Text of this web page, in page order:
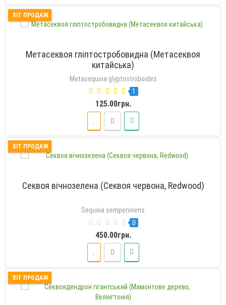
ХІТ ПРОДАЖ
Метасеквоя гліптостробовидна (Метасеквоя
китайська)
Metasequoia glyptostroboides
1
125.00грн.
ХІТ ПРОДАЖ
Секвоя вічнозелена (Секвоя червона, Redwood)
Sequoia sempervirens
0
450.00грн.
ХІТ ПРОДАЖ